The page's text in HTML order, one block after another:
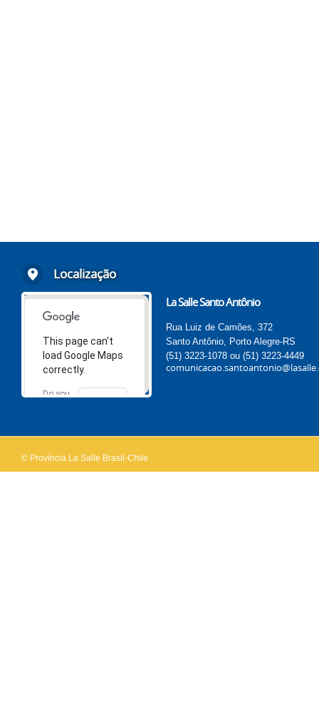
Localização
This page can't
load Google Maps
correctly.
Do you
OK
La Salle Santo Antônio
Rua Luiz de Camões, 372
Santo Antônio, Porto Alegre-RS
(51) 3223-1078 ou (51) 3223-4449
© Província La Salle Brasil-Chile